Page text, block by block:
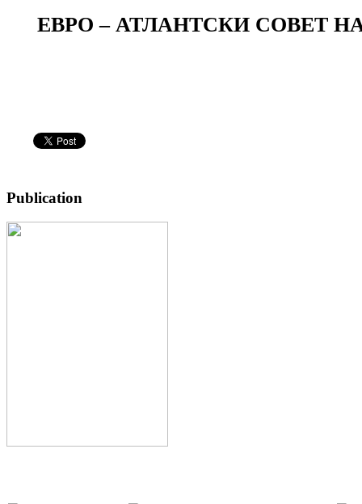
ЕВРО – АТЛАНТСКИ СОВЕТ
Publication